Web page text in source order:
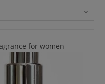
for women